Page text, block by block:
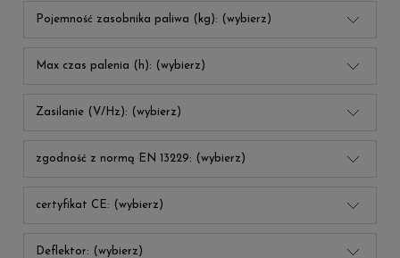
Pojemność zasobnika paliwa (kg): (wybierz)
Max czas palenia (h): (wybierz)
Zasilanie (V/Hz): (wybierz)
zgodność z normą EN 13229: (wybierz)
certyfikat CE: (wybierz)
Deflektor: (wybierz)